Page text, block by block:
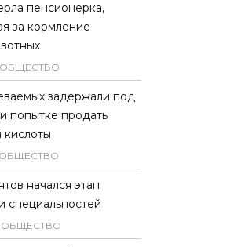
пенсионерка,
за кормление
ОБЩЕСТВО
задержали под
попытке продать
кислоты
ОБЩЕСТВО
начался этап
специальностей
ОБЩЕСТВО